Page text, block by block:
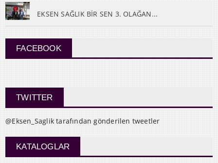
EKSEN SAĞLIK BİR SEN 3. OLAĞAN...
FACEBOOK
TWITTER
@Eksen_Saglik tarafından gönderilen tweetler
KATALOGLAR